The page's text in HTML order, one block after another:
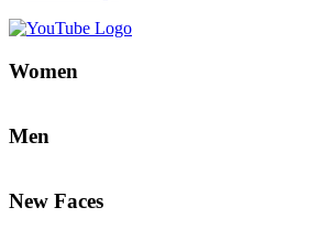
Women
Men
New Faces